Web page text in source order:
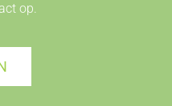
op.